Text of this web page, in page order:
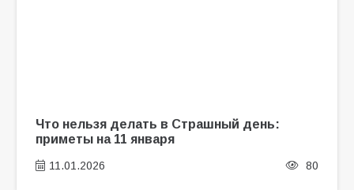
Что нельзя делать в Страшный день:
приметы на 11 января
11.01.2026 80